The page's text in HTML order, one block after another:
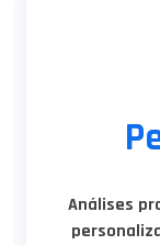
Análises